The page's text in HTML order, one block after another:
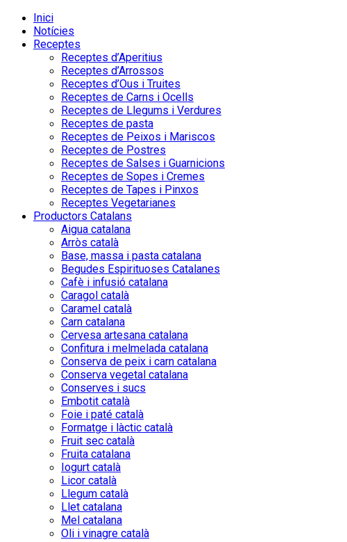
Inici
Notícies
Receptes
Receptes d’Aperitius
Receptes d’Arrossos
Receptes d’Ous i Truites
Receptes de Carns i Ocells
Receptes de Llegums i Verdures
Receptes de pasta
Receptes de Peixos i Mariscos
Receptes de Postres
Receptes de Salses i Guarnicions
Receptes de Sopes i Cremes
Receptes de Tapes i Pinxos
Receptes Vegetarianes
Productors Catalans
Aigua catalana
Arròs català
Base, massa i pasta catalana
Begudes Espirituoses Catalanes
Cafè i infusió catalana
Caragol català
Caramel català
Carn catalana
Cervesa artesana catalana
Confitura i melmelada catalana
Conserva de peix i carn catalana
Conserva vegetal catalana
Conserves i sucs
Embotit català
Foie i paté català
Formatge i làctic català
Fruit sec català
Fruita catalana
Iogurt català
Licor català
Llegum català
Llet catalana
Mel catalana
Oli i vinagre català